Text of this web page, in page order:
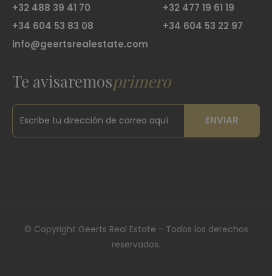
+32 488 39 41 70
+34 604 53 83 08
info@geertsrealestate.com
+32 477 19 61 19
+34 604 53 22 97
Te avisaremosprimero
ENVIAR
© Copyright Geerts Real Estate - Todos los derechos
reservados.